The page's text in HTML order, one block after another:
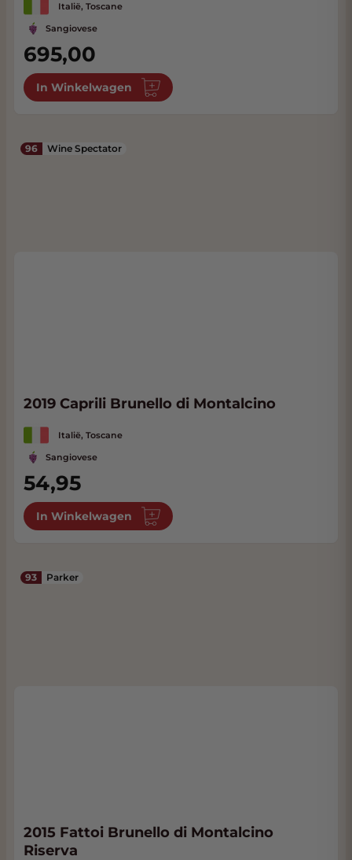
Italië, Toscane
Sangiovese
695,00
In Winkelwagen
96 Wine Spectator
2019 Caprili Brunello di Montalcino
Italië, Toscane
Sangiovese
54,95
In Winkelwagen
93 Parker
2015 Fattoi Brunello di Montalcino
Riserva